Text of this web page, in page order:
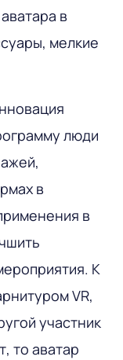
в
мелкие
люди
в
в
К
VR,
участник
то аватар